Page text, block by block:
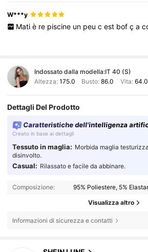
W***y
Mati è re piscine un peu c est bof ç a
Indossato dalla modella:IT 40 (S)
Altezza: 175.0 Busto:86.0 Vita: 64.0
Dettagli Del Prodotto
Caratteristiche dell'intelligenza
Creato in base ai dettagli
Tessuto in maglia: Morbida maglia
disinvolto.
Casual: Rilassato e facile da abbinare.
Composizione: 95% Poliestere, 5%
Visualizza altro
Informazioni di sicurezza e contatti